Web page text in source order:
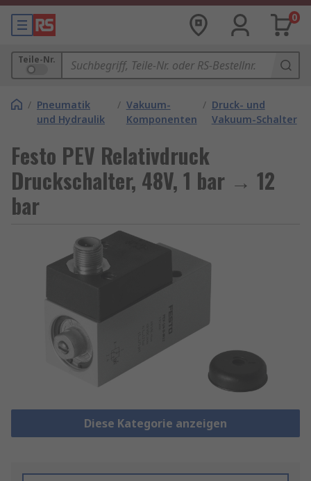
0
Teile-Nr.
/ Pneumatik
und Hydraulik
/ Vakuum-
Komponenten
/ Druck- und
Vakuum-Schalter
Festo PEV Relativdruck
Druckschalter, 48V, 1 bar → 12
bar
Diese Kategorie anzeigen